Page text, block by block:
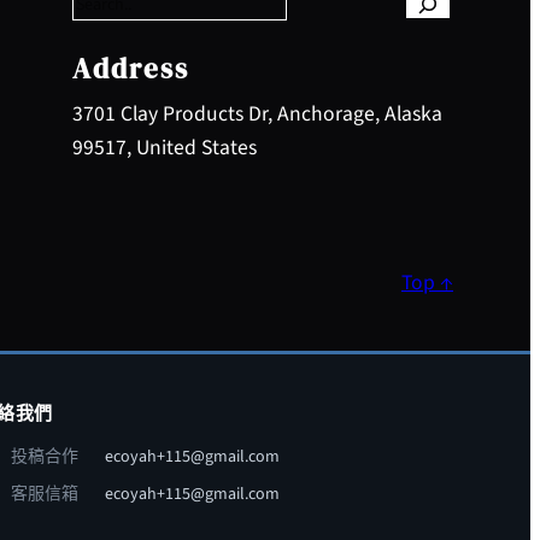
c
h
Address
3701 Clay Products Dr, Anchorage, Alaska
99517, United States
Top ↑
我們
投稿合作
ecoyah+115@gmail.com
客服信箱
ecoyah+115@gmail.com